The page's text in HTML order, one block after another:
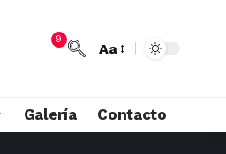
9
Aa
Galería Contacto